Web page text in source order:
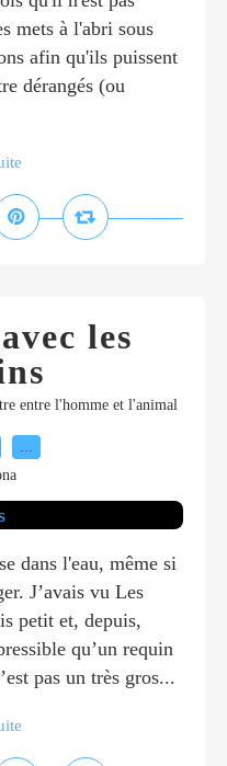
mets à l'abri sous
afin qu'ils puissent
dérangés (ou
les
entre l'homme et l'animal
…
dans l'eau, même si
J’avais vu Les
petit et, depuis,
qu’un requin
pas un très gros...